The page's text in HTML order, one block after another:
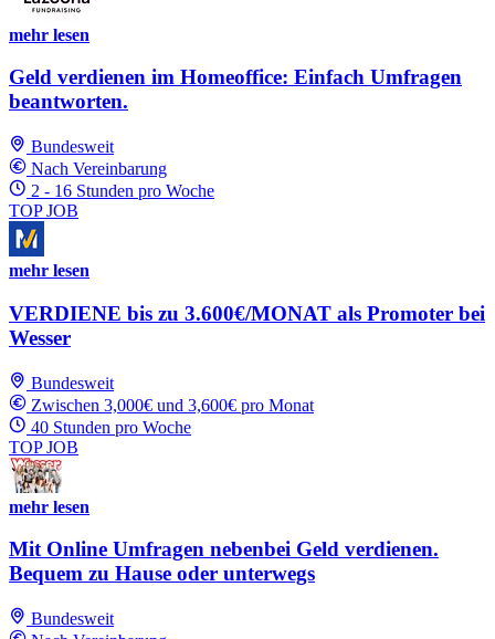
mehr lesen
Geld verdienen im Homeoffice: Einfach Umfragen
beantworten.
Bundesweit
Nach Vereinbarung
2 - 16 Stunden pro Woche
TOP JOB
mehr lesen
VERDIENE bis zu 3.600€/MONAT als Promoter bei
Wesser
Bundesweit
Zwischen 3,000€ und 3,600€ pro Monat
40 Stunden pro Woche
TOP JOB
mehr lesen
Mit Online Umfragen nebenbei Geld verdienen.
Bequem zu Hause oder unterwegs
Bundesweit